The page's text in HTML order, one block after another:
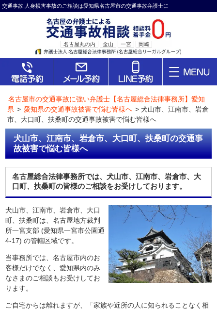
交通事故,人身損害事故のご相談は愛知県名古屋市の交通事故弁護士に
名古屋丸の内 金山 一宮 岡崎
名古屋市の交通事故に強い弁護士【名古屋総合法律事務所】愛知
県 > 愛知県の交通事故被害で悩む皆様へ >犬山市、江南市、岩倉
市、大口町、扶桑町の交通事故被害で悩む皆様へ
犬山市、江南市、岩倉市、大口町、扶桑町の交通事
故被害で悩む皆様へ
名古屋総合法律事務所では、犬山市、江南市、岩倉市、大
口町、扶桑町の皆様のご相談をお受けしております。
犬山市、江南市、岩倉市、大口
町、扶桑町は、名古屋地方裁判
所一宮支部 (愛知県一宮市公園通
4-17) の管轄区域です。
当事務所では、名古屋市内のお
客様だけでなく、愛知県内のみ
なさまのご相談もお受けしてお
ります。
ご自宅からは離れますが、「家族や近所の人に知られることなく相